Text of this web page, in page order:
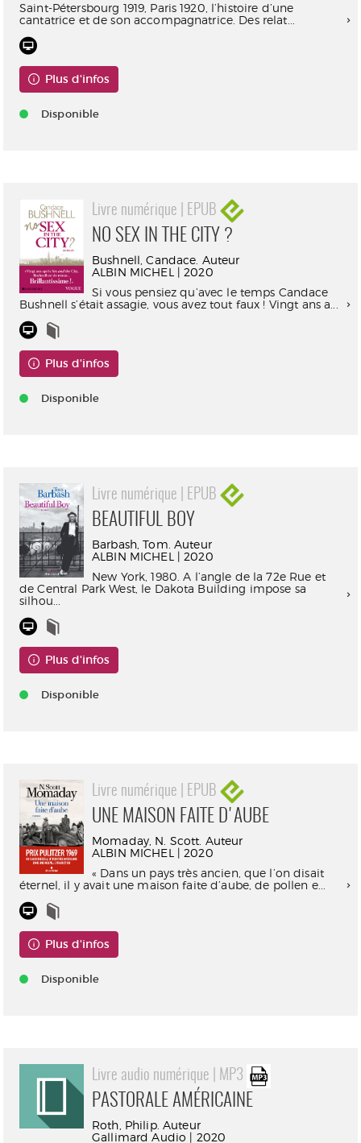
Saint-Pétersbourg 1919, Paris 1920, l’histoire d’une
cantatrice et de son accompagnatrice. Des relat...
Plus d'infos
Disponible
Livre numérique | EPUB
NO SEX IN THE CITY ?
Bushnell, Candace. Auteur
ALBIN MICHEL | 2020
Si vous pensiez qu’avec le temps Candace
Bushnell s’était assagie, vous avez tout faux ! Vingt ans a...
Plus d'infos
Disponible
Livre numérique | EPUB
BEAUTIFUL BOY
Barbash, Tom. Auteur
ALBIN MICHEL | 2020
New York, 1980. A l’angle de la 72e Rue et
de Central Park West, le Dakota Building impose sa
silhou...
Plus d'infos
Disponible
Livre numérique | EPUB
UNE MAISON FAITE D'AUBE
Momaday, N. Scott. Auteur
ALBIN MICHEL | 2020
« Dans un pays très ancien, que l’on disait
éternel, il y avait une maison faite d’aube, de pollen e...
Plus d'infos
Disponible
Livre audio numérique | MP3
PASTORALE AMÉRICAINE
Roth, Philip. Auteur
Gallimard Audio | 2020